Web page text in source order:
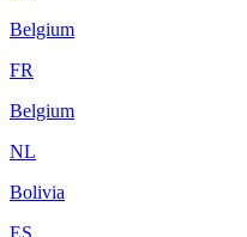
Belgium
FR
Belgium
NL
Bolivia
ES